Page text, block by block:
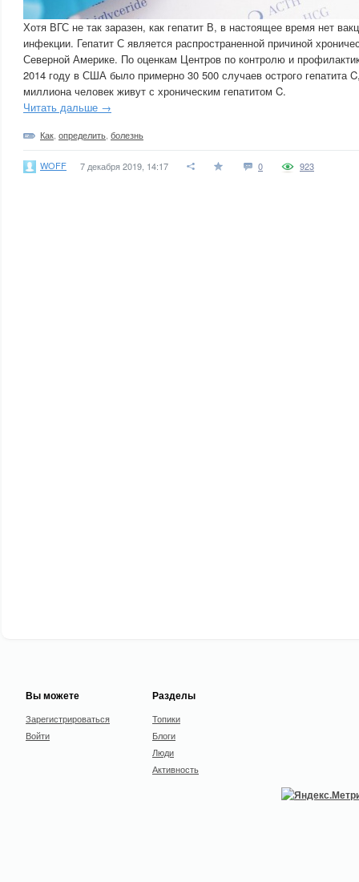
Хотя ВГС не так заразен, как гепатит В, в настоящее время нет
инфекции. Гепатит С является распространенной причиной
Северной Америке. По оценкам Центров по контролю и
2014 году в США было примерно 30 500 случаев острого гепатита
миллиона человек живут с хроническим гепатитом C.
Читать дальше →
Как определить болезнь
WOFF 7 декабря 2019, 14:17 0 923
Вы можете
Зарегистрироваться
Войти
Разделы
Топики
Блоги
Люди
Активность